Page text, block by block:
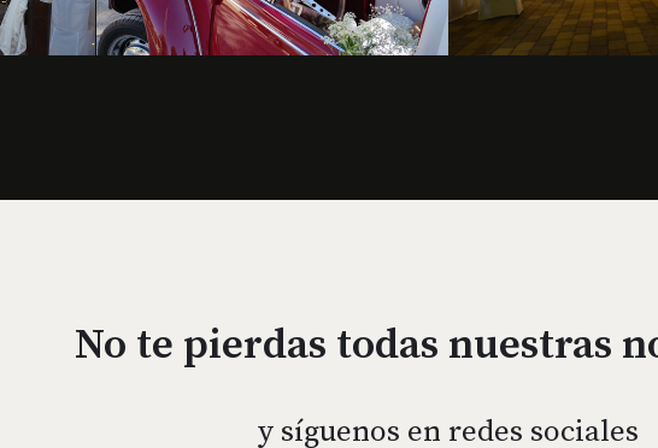
No te pierdas todas nuestras
y síguenos en redes sociales